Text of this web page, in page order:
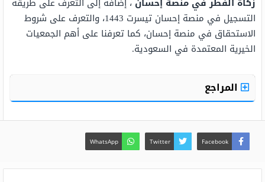
التسجيل في منصة إحسان تيسرت 1443، والتعرف على شروط
الاستحقاق في منصة إحسان، كما تعرفنا على أهم الجمعيات
الخيرية المعتمدة في السعودية.
المراجع
Facebook
Twitter
WhatsApp